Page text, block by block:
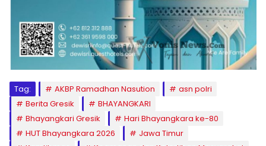
Tag: AKBP Ramadhan Nasution
asn polri
Berita Gresik
BHAYANGKARI
Bhayangkari Gresik
Hari Bhayangkara ke-80
HUT Bhayangkara 2026
Jawa Timur